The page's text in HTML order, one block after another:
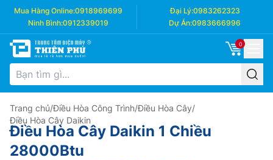
Mua Hàng Online:0918969699 Đại Lý:0983262323
Ninh Bình:0912339019 Dự Án:0983666996
0
Trang chủ/Điều Hòa Công Trình/Điều Hòa Cây/
Điều Hòa Cây Daikin
Điều Hòa Cây Daikin 1 Chiều
28000Btu